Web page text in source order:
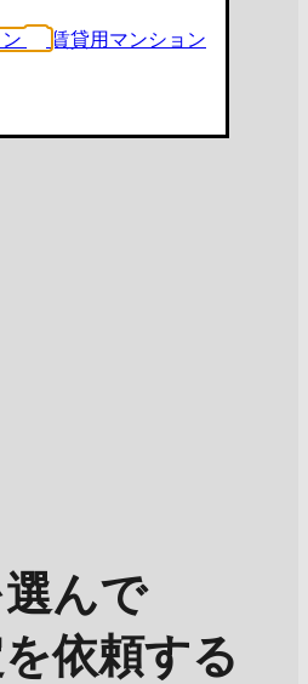
んで
依頼する
賃貸用マンション